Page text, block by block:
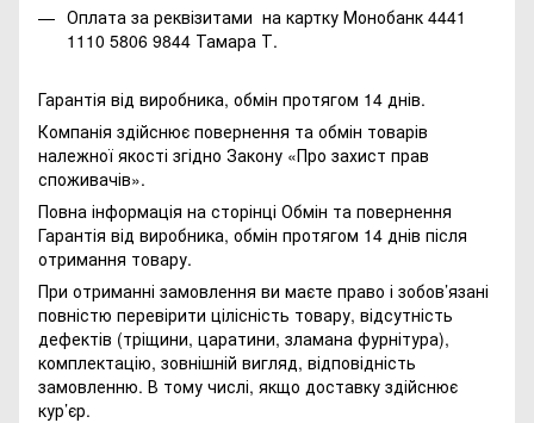
Оплата за реквізитами на картку Монобанк 4441
1110 5806 9844 Тамара Т.
Гарантія від виробника, обмін протягом 14 днів.
Компанія здійснює повернення та обмін товарів
належної якості згідно Закону «Про захист прав
споживачів».
Повна інформація на сторінці Обмін та повернення
Гарантія від виробника, обмін протягом 14 днів після
отримання товару.
При отриманні замовлення ви маєте право і зобов’язані
повністю перевірити цілісність товару, відсутність
дефектів (тріщини, царатини, зламана фурнітура),
комплектацію, зовнішній вигляд, відповідність
замовленню. В тому числі, якщо доставку здійснює
кур’єр.